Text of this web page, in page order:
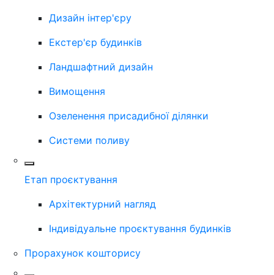
Дизайн інтер'єру
Екстер'єр будинків
Ландшафтний дизайн
Вимощення
Озеленення присадибної ділянки
Системи поливу
Етап проєктування
Архітектурний нагляд
Індивідуальне проєктування будинків
Прорахунок кошторису